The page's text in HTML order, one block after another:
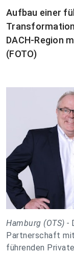
Aufbau einer
DACH-Region
(FOTO)
Hamburg (OTS) -
Partnerschaft
führenden